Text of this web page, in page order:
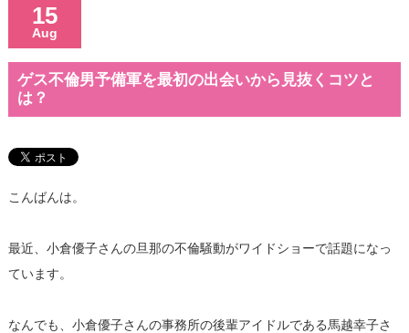
15
Aug
ゲス不倫男予備軍を最初の出会いから見抜くコツと
は？
こんばんは。
最近、 小倉優子さんの旦那の不倫騒動がワイドショーで話題になっ
ています。
なんでも、 小倉優子さんの事務所の後輩アイドルである馬越幸子さ